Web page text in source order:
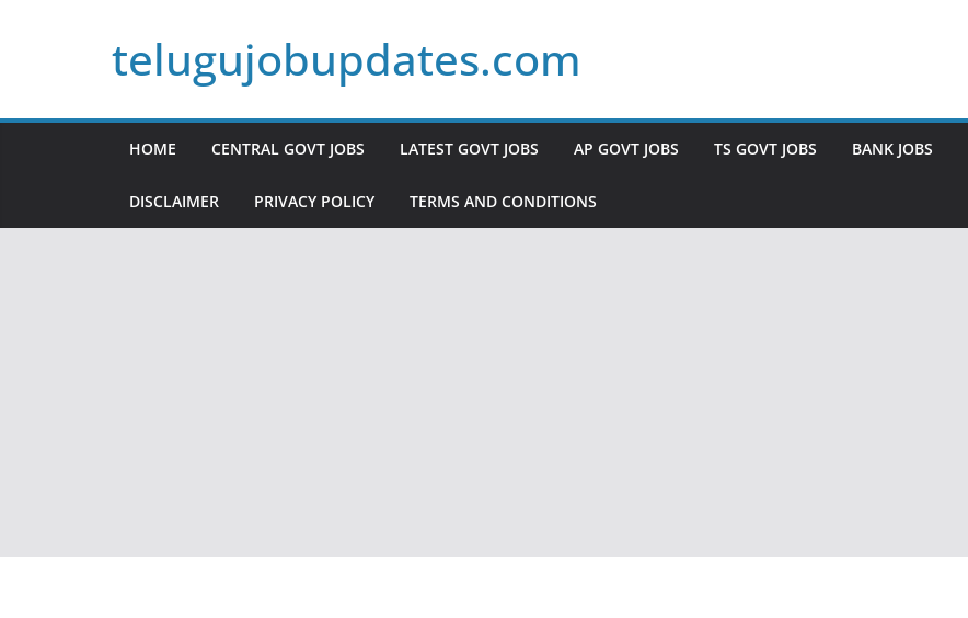
telugujobupdates.com
HOME CENTRAL GOVT JOBS LATEST GOVT JOBS AP GOVT JOBS TS GOVT JOBS BANK JOBS
DISCLAIMER PRIVACY POLICY TERMS AND CONDITIONS